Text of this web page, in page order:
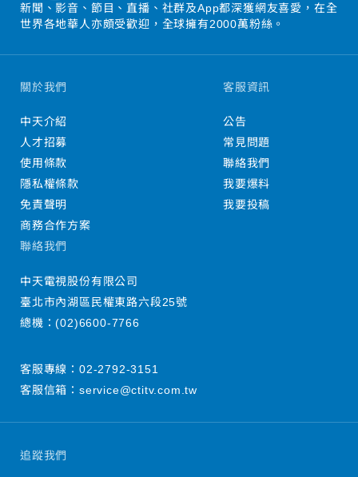
新聞、影音、節目、直播、社群及App都深獲網友喜愛，在全
世界各地華人亦頗受歡迎，全球擁有2000萬粉絲。
追蹤我們
關於我們
中天介紹
人才招募
使用條款
隱私權條款
免責聲明
商務合作方案
客服資訊
公告
常見問題
聯絡我們
我要爆料
我要投稿
聯絡我們
中天電視股份有限公司
臺北市內湖區民權東路六段25號
總機：(02)6600-7766
客服專線： 02-2792-3151
客服信箱： service@ctitv.com.tw